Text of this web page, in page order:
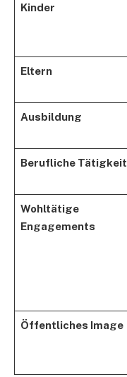
Kinder
Eltern
Ausbildung
Berufliche Tätigkeit
Wohltätige
Engagements
Öffentliches Image